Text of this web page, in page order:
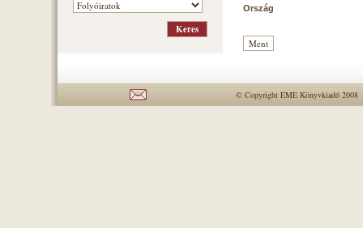
Ország
© Copyright EME Könyvkiadó 2008